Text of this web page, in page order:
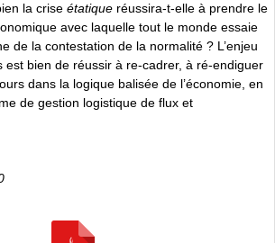
la crise étatique réussira-t-elle à prendre le
avec laquelle tout le monde essaie
de la contestation de la normalité ? L’enjeu
est bien de réussir à re-cadrer, à ré-endiguer
dans la logique balisée de l’économie, en
de gestion logistique de flux et